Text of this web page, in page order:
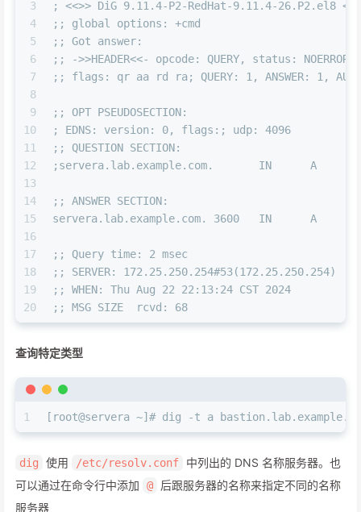
3
4
5
6
7
8
9
10
11
12
13
14
15
16
17
18
19
20
; <<>> DiG 9.11.4-P2-RedHat-9.11.4-26.P2.el8
;; global options: +cmd
;; Got answer:
;; ->>HEADER<<- opcode: QUERY, status:
;; flags: qr aa rd ra; QUERY: 1, ANSWER: 1,
;; OPT PSEUDOSECTION:
; EDNS: version: 0, flags:; udp: 4096
;; QUESTION SECTION:
;servera.lab.example.com.       IN      A
;; ANSWER SECTION:
servera.lab.example.com. 3600   IN      A
;; Query time: 2 msec
;; SERVER: 172.25.250.254#53(172.25.250.254)
;; WHEN: Thu Aug 22 22:13:24 CST 2024
;; MSG SIZE  rcvd: 68
查询特定类型
1 [root@servera ~]# dig -t a
dig 使用 /etc/resolv.conf
中列出的 DNS 名称服务器。也
可以通过在命令行中添加
@
后跟服务器的名称来指定不同的名称
服务器